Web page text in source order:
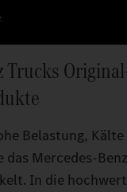
Trucks
Belastung,
In die